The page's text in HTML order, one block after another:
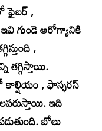
ఫైబర్ ,
గుండె ఆరోగ్యానికి
,
తగ్గిస్తాయి.
కాల్షియం , ఫాస్ఫరస్
ఇది
బోలు